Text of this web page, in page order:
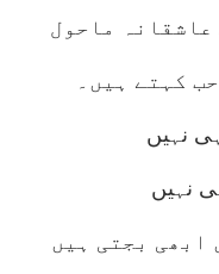
عاشقانہ ماحول
کہتے ہیں۔
نہیں
نہیں
ابھی بجتی ہیں